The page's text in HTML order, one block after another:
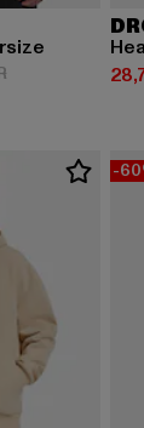
Prix en promotion:
-